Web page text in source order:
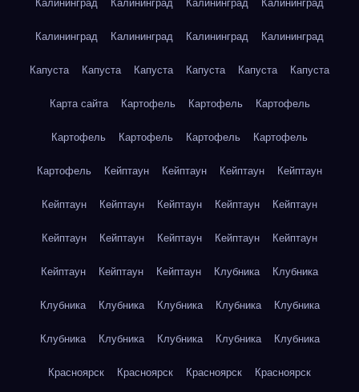
Калининград Калининград Калининград Калининград
Калининград Калининград Калининград Калининград
Капуста Капуста Капуста Капуста Капуста Капуста
Карта сайта Картофель Картофель Картофель
Картофель Картофель Картофель Картофель
Картофель Кейптаун Кейптаун Кейптаун Кейптаун
Кейптаун Кейптаун Кейптаун Кейптаун Кейптаун
Кейптаун Кейптаун Кейптаун Кейптаун Кейптаун
Кейптаун Кейптаун Кейптаун Клубника Клубника
Клубника Клубника Клубника Клубника Клубника
Клубника Клубника Клубника Клубника Клубника
Красноярск Красноярск Красноярск Красноярск